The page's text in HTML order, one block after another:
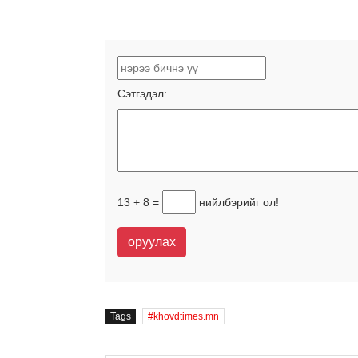
Сэтгэдэл:
13 + 8 = нийлбэрийг ол!
оруулах
Tags khovdtimes.mn